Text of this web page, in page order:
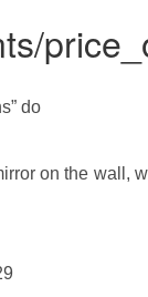
do
on the wall,